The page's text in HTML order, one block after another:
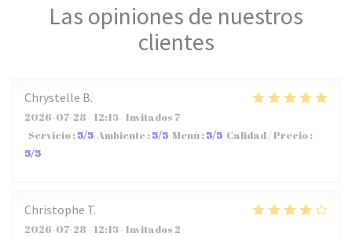
Las opiniones de nuestros
clientes
Chrystelle B
2026-07-28 - 12:15 - Invitados 7
Servicio:5/5 Ambiente :5/5 Menú:5/5 Calidad / Precio:
5/5
Christophe T
2026-07-28 - 12:15 - Invitados 2